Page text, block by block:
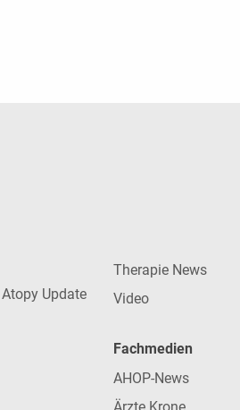
Update
Therapie News
Video
Fachmedien
AHOP-News